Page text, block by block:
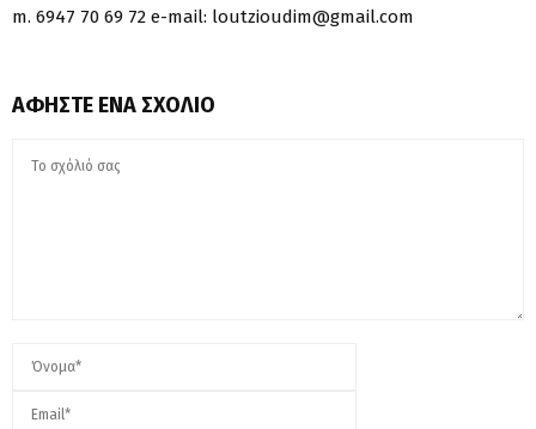
m. 6947 70 69 72 e-mail: loutzioudim@gmail.com
ΑΦΉΣΤΕ ΈΝΑ ΣΧΌΛΙΟ